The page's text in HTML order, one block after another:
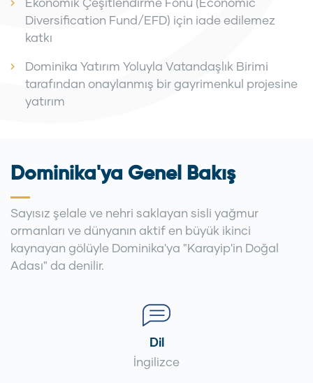
Diversification Fund/EFD) için iade edilemez
katkı
Dominika Yatırım Yoluyla Vatandaşlık Birimi
tarafından onaylanmış bir gayrimenkul projesine
yatırım
Dominika'ya Genel Bakış
Sayısız şelale ve nehri saklayan sisli yağmur
ormanları ve dünyanın aktif en büyük ikinci
kaynayan gölüyle Dominika'ya "Karayip'in Doğal
Adası" da denilir.
Dil
İngilizce